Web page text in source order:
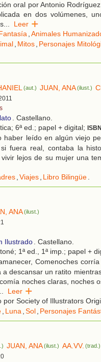
oral por Antonio
en dos volúmenes,
... Leer
,Animales
, Mitos, Personajes
(aut.) JUAN, ANA(ilust.)
. Castellano.
6ª ed.; papel + digital;
haber leído en algún viejo
fuera real, contaba la
lejos de su mujer una
,Viajes, Libro Bilingüe.
ANA(ilust.)
Ilustrado. Castellano.
1ª ed., 1ª imp.; papel +
Comenoches
descansar un ratito
noches claras, noches
Leer
por Society of Illustrators
, Luna,Sol, Personajes
JUAN, ANA(ilust.) AA.VV. (trad.)